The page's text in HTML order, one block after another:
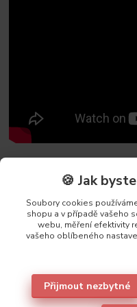
Parametry
🍪 Jak
Soubory cookies
shopu a v případě vašeho
webu, měření efektivity
vašeho oblíbeného
Přijmout nezbytné